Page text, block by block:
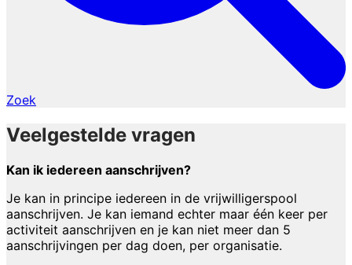
Zoek
Veelgestelde vragen
Kan ik iedereen aanschrijven?
Je kan in principe iedereen in de vrijwilligerspool
aanschrijven. Je kan iemand echter maar één keer per
activiteit aanschrijven en je kan niet meer dan 5
aanschrijvingen per dag doen, per organisatie.